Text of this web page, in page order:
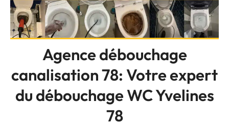
Agence débouchage
canalisation 78: Votre expert
du débouchage WC Yvelines
78